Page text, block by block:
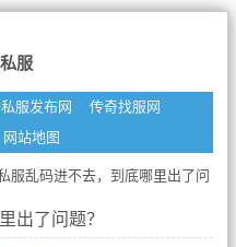
服
服发布网
传奇找服网
网站地图
服乱码进不去，到底哪里出了问
出了问题？